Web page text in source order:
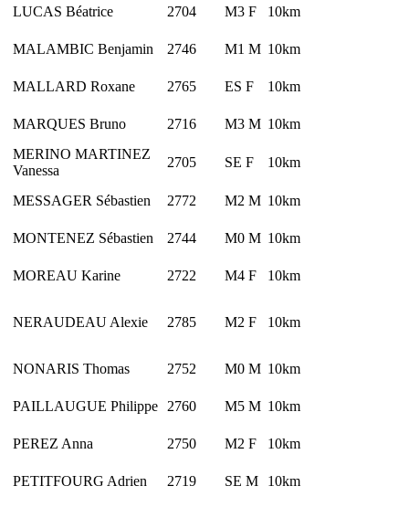
LUCAS Béatrice 2704 M3 F 10km
MALAMBIC Benjamin 2746 M1 M 10km
MALLARD Roxane 2765 ES F 10km
MARQUES Bruno 2716 M3 M 10km
MERINO MARTINEZ
Vanessa
2705 SE F 10km
MESSAGER Sébastien 2772 M2 M 10km
MONTENEZ Sébastien 2744 M0 M 10km
MOREAU Karine 2722 M4 F 10km
NERAUDEAU Alexie 2785 M2 F 10km
NONARIS Thomas 2752 M0 M 10km
PAILLAUGUE Philippe 2760 M5 M 10km
PEREZ Anna 2750 M2 F 10km
PETITFOURG Adrien 2719 SE M 10km